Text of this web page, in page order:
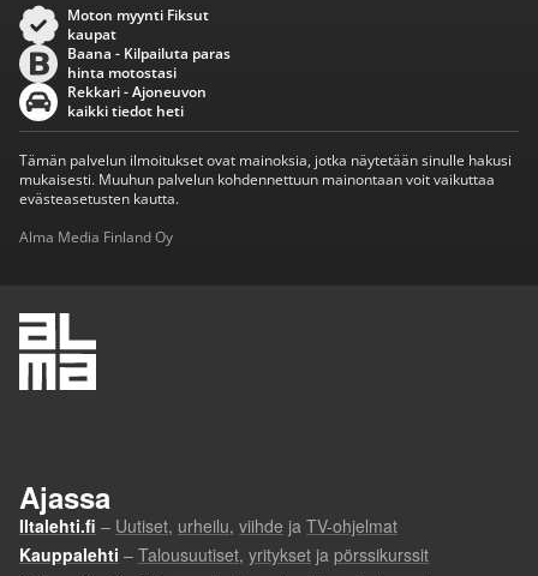
Moton myynti Fiksut
kaupat
Baana - Kilpailuta paras
hinta motostasi
Rekkari - Ajoneuvon
kaikki tiedot heti
Tämän palvelun ilmoitukset ovat mainoksia, jotka näytetään sinulle hakusi
mukaisesti. Muuhun palvelun kohdennettuun mainontaan voit vaikuttaa
evästeasetusten kautta.
Alma Media Finland Oy